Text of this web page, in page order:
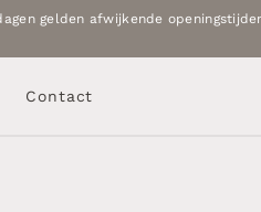
gelden afwijkende
Contact